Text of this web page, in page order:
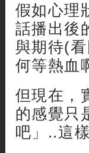
假如心理
話播出後
與期待(
何等熱血
但現在，
的感覺只
吧」..這樣